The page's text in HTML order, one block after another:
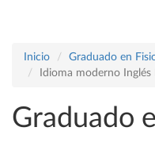
Inicio Graduado en
Idioma moderno Inglés
Graduado